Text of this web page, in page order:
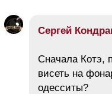
Сергей
Сначала Котэ,
висеть на
одесситы?